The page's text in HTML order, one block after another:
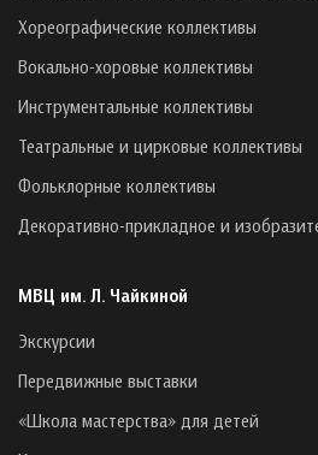
Хореографические коллективы
Вокально-хоровые коллективы
Инструментальные коллективы
Театральные и цирковые коллективы
Фольклорные коллективы
Декоративно-прикладное и
МВЦ им. Л. Чайкиной
Экскурсии
Передвижные выставки
«Школа мастерства» для детей